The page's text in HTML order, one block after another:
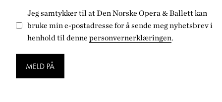
Jeg samtykker til at Den Norske Opera & Ballett kan
bruke min e-postadresse for å sende meg nyhetsbrev i
henhold til denne personvernerklæringen.
MELD PÅ